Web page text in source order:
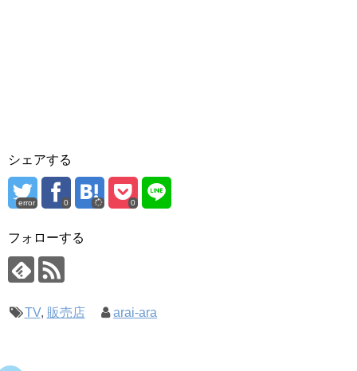
シェアする
error 0 0
フォローする
TV, 販売店 arai-ara